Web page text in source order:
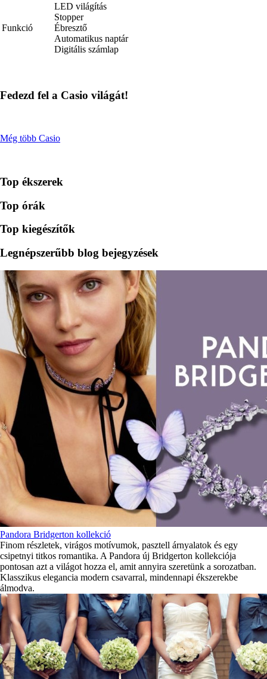
Funkció
LED világítás
Stopper
Ébresztő
Automatikus naptár
Digitális számlap
Fedezd fel a Casio világát!
Még több Casio
Top ékszerek
Top órák
Top kiegészítők
Legnépszerűbb blog bejegyzések
Pandora Bridgerton kollekció
Finom részletek, virágos motívumok, pasztell árnyalatok és egy
csipetnyi titkos romantika. A Pandora új Bridgerton kollekciója
pontosan azt a világot hozza el, amit annyira szeretünk a sorozatban.
Klasszikus elegancia modern csavarral, mindennapi ékszerekbe
álmodva.